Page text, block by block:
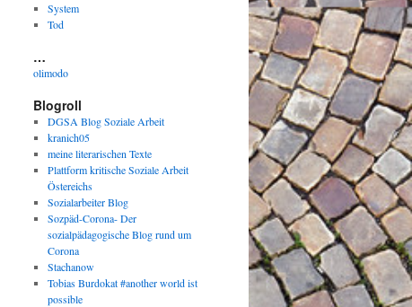
System
Tod
…
olimodo
Blogroll
DGSA Blog Soziale Arbeit
kranich05
meine literarischen Texte
Plattform kritische Soziale Arbeit
Östereichs
Sozialarbeiter Blog
Sozpäd-Corona- Der
sozialpädagogische Blog rund um
Corona
Stachanow
Tobias Burdokat #another world ist
possible